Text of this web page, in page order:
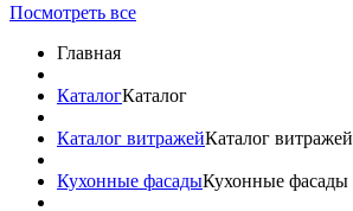
Посмотреть все
Главная
КаталогКаталог
Каталог витражейКаталог витражей
Кухонные фасадыКухонные фасады